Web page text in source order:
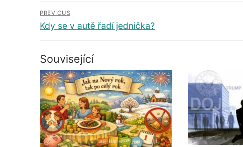
Navigace
pro
PREVIOUS
Předchozí
Kdy se v autě řadí jednička?
Související